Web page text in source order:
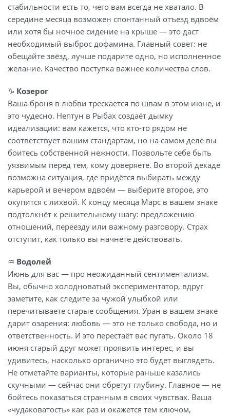
стабильности есть то, чего вам всегда не хватало. В
середине месяца возможен спонтанный отъезд вдвоём
или хотя бы ночное сидение на крыше — это даст
необходимый выброс дофамина. Главный совет: не
обещайте звёзд, лучше подарите одно, но исполненное
желание. Качество поступка важнее количества слов.
♑ Козерог
Ваша броня в любви трескается по швам в этом июне, и
это чудесно. Нептун в Рыбах создаёт дымку
идеализации: вам кажется, что кто-то рядом не
соответствует вашим стандартам, но на самом деле вы
боитесь собственной нежности. Позвольте себе быть
уязвимым перед тем, кому доверяете. Во второй декаде
возможна ситуация, где придётся выбирать между
карьерой и вечером вдвоём — выберите второе, это
окупится с лихвой. К концу месяца Марс в вашем знаке
подтолкнёт к решительному шагу: предложению
отношений, переезду или важному разговору. Страх
отступит, как только вы начнёте действовать.
♒ Водолей
Июнь для вас — про неожиданный сентиментализм.
Вы, обычно холодноватый экспериментатор, вдруг
заметите, как следите за чужой улыбкой или
перечитываете старые сообщения. Уран в вашем знаке
дарит озарения: любовь — это не только свобода, но и
ответственность. И это перестаёт вас пугать. Около 18
июня старый друг может проявить интерес, и вы
удивитесь, насколько органично это будет выглядеть.
Не отметайте варианты, которые раньше казались
скучными — сейчас они обретут глубину. Главное — не
бойтесь показаться странным в своих чувствах. Ваша
«чудаковатость» как раз и окажется тем ключом,